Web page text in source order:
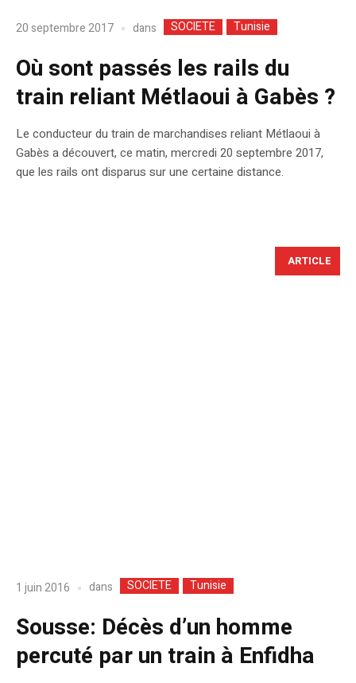
20 septembre 2017 dans SOCIETE Tunisie
Où sont passés les rails du
train reliant Métlaoui à Gabès ?
Le conducteur du train de marchandises reliant Métlaoui à
Gabès a découvert, ce matin, mercredi 20 septembre 2017,
que les rails ont disparus sur une certaine distance.
ARTICLE
1 juin 2016 dans SOCIETE Tunisie
Sousse: Décès d’un homme
percuté par un train à Enfidha